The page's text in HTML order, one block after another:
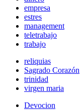
empresa
estres
management
teletrabajo
trabajo
reliquias
Sagrado Corazón
trinidad
virgen maria
Devocion